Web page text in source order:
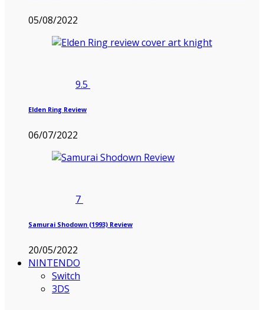
05/08/2022
9.5
Elden Ring Review
06/07/2022
7
Samurai Shodown (1993) Review
20/05/2022
NINTENDO
Switch
3DS